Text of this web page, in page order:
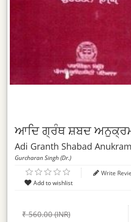
ਆਦਿ ਗ੍ਰੰਥ ਸ਼ਬਦ
Adi Granth Shabad
Gurcharan Singh (Dr.)
Write
₹ 560.00 (INR)